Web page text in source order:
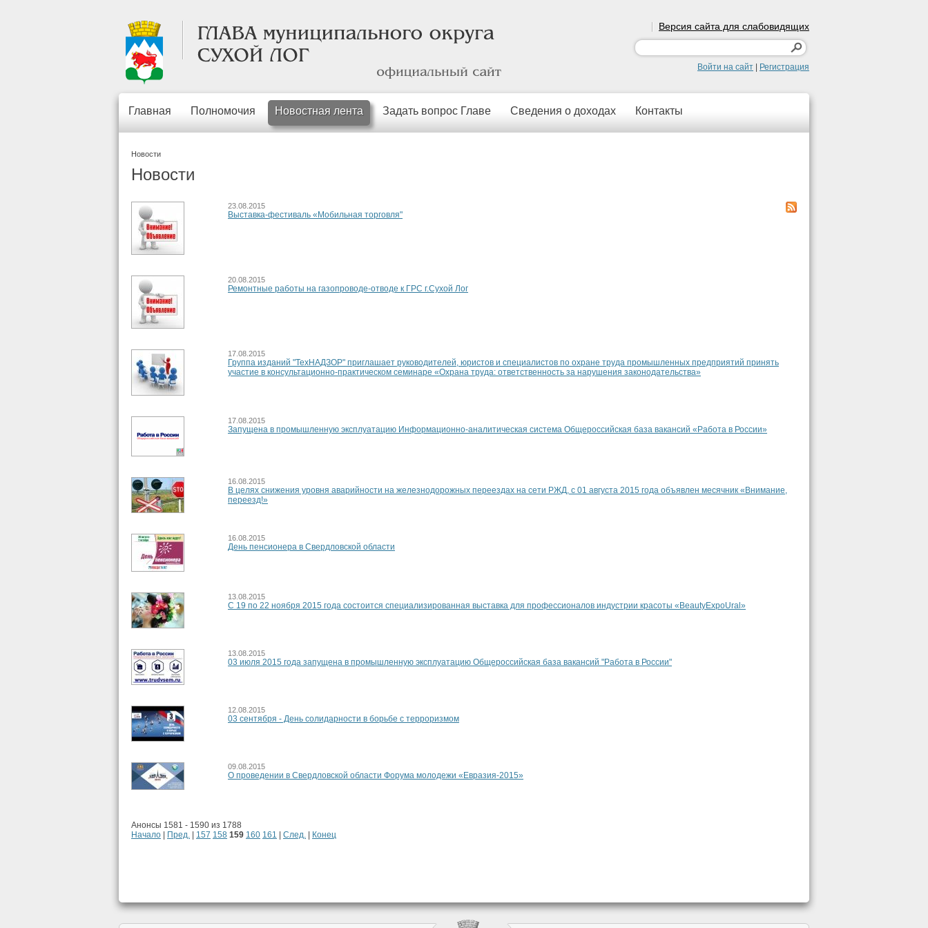
Версия сайта для слабовидящих
Войти на сайт Регистрация
Главная Полномочия Новостная лента Задать вопрос Главе Сведения о доходах Контакты
Новости
Новости
23.08.2015
Выставка-фестиваль «Мобильная торговля"
20.08.2015
Ремонтные работы на газопроводе-отводе к ГРС г.Сухой Лог
17.08.2015
Группа изданий "ТехНАДЗОР" приглашает руководителей, юристов и специалистов по охране труда промышленных предприятий принять
участие в консультационно-практическом семинаре «Охрана труда: ответственность за нарушения законодательства»
17.08.2015
Запущена в промышленную эксплуатацию Информационно-аналитическая система Общероссийская база вакансий «Работа в России»
16.08.2015
В целях снижения уровня аварийности на железнодорожных переездах на сети РЖД, с 01 августа 2015 года объявлен месячник «Внимание,
переезд!»
16.08.2015
День пенсионера в Свердловской области
13.08.2015
С 19 по 22 ноября 2015 года состоится специализированная выставка для профессионалов индустрии красоты «BeautyExpoUral»
13.08.2015
03 июля 2015 года запущена в промышленную эксплуатацию Общероссийская база вакансий "Работа в России"
12.08.2015
03 сентября - День солидарности в борьбе с терроризмом
09.08.2015
О проведении в Свердловской области Форума молодежи «Евразия-2015»
Анонсы 1581 - 1590 из 1788
Начало
Пред. 157 158 159 160 161 След. Конец